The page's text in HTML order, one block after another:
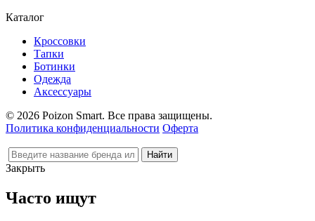
Каталог
Кроссовки
Тапки
Ботинки
Одежда
Аксессуары
© 2026 Poizon Smart. Все права защищены.
Политика конфиденциальности Оферта
Закрыть
Часто ищут